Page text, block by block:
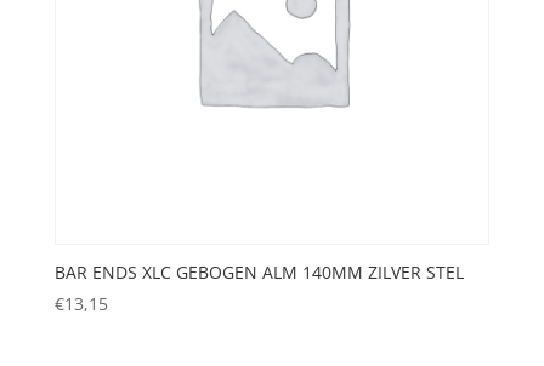
BAR ENDS XLC GEBOGEN ALM 140MM ZILVER STEL
€13,15